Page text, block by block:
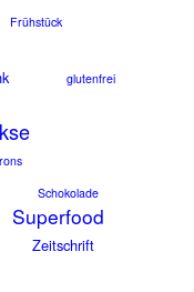
Frühstück
glutenfrei
Schokolade
Superfood
Zeitschrift